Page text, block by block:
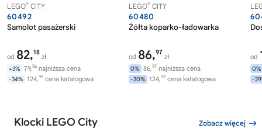
LEGO® CITY
60492
Samolot pasażerski
od 82,18
zł
+3% 79,56 najniższa cena
-34% 124,99 cena katalogowa
LEGO® CITY
60480
Żółta koparko-ładowarka
od 86,97
zł
0% 86,97 najniższa cena
-30% 124,99 cena katalogowa
od
0%
-
Klocki LEGO City Zobacz więcej